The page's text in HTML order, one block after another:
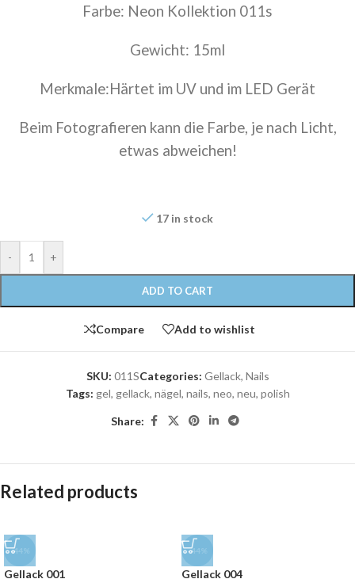
Farbe: Neon Kollektion 011s
Gewicht: 15ml
Merkmale:Härtet im UV und im LED Gerät
Beim Fotografieren kann die Farbe, je nach Licht,
etwas abweichen!
17 in stock
- +
ADD TO CART
Compare Add to wishlist
SKU: 011SCategories: Gellack, Nails
Tags: gel, gellack, nägel, nails, neo, neu, polish
Share:
Related products
-44%
Gellack 001
-44%
Gellack 004